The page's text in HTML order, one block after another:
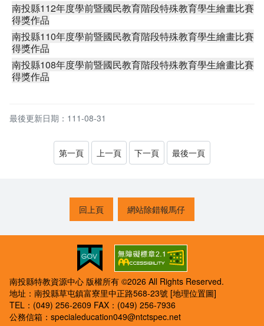
南投縣112年度學前暨國民教育階段特殊教育學生繪畫比賽
得獎作品
南投縣110年度學前暨國民教育階段特殊教育學生繪畫比賽
得獎作品
南投縣108年度學前暨國民教育階段特殊教育學生繪畫比賽
得獎作品
最後更新日期：111-08-31
第一頁 上一頁 下一頁 最後一頁
回上頁 網站除錯報馬仔
南投縣特教資源中心 版權所有 ©2026 All Rights Reserved.
地址：南投縣草屯鎮富寮里中正路568-23號 [地理位置圖]
TEL：(049) 256-2609 FAX：(049) 256-7936
公務信箱： specialeducation049@ntctspec.net